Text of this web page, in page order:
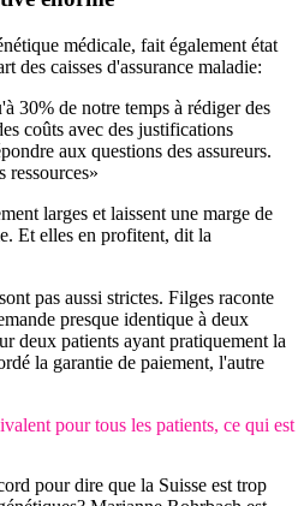
médicale, fait également état
des caisses d'assurance maladie:
30% de notre temps à rédiger des
coûts avec des justifications
aux questions des assureurs.
ressources»
larges et laissent une marge de
Et elles en profitent, dit la
pas aussi strictes. Filges raconte
presque identique à deux
deux patients ayant pratiquement la
la garantie de paiement, l'autre
pour tous les patients, ce qui est
pour dire que la Suisse est trop